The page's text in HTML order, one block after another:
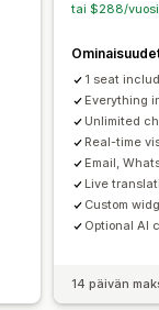
Aukioloajat
Palautekyselyt
tai $288/vuosi
1 seat
Everything
Unlimited
Real-time
Email,
Live
Custom
Optional AI
14 päivän